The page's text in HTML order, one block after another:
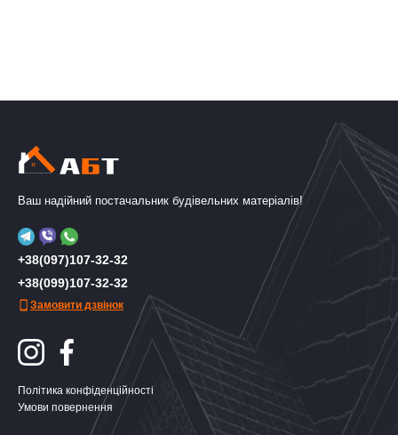
Ваш надійний постачальник будівельних матеріалів!
+38(097)107-32-32
+38(099)107-32-32
Замовити дзвінок
Політика конфіденційності
Умови повернення